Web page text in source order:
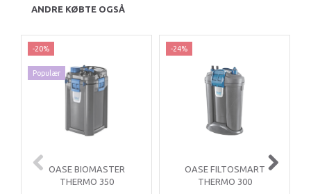
ANDRE KØBTE OGSÅ
-20%
Populær
OASE BIOMASTER
THERMO 350
-24%
OASE FILTOSMART
THERMO 300